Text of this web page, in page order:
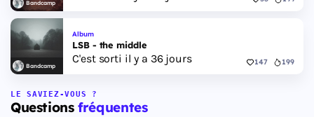
Bandcamp
Bandcamp
Album
LSB - the middle
C'est sorti il y a 36 jours 147 199
LE SAVIEZ-VOUS ?
Questionsfréquentes